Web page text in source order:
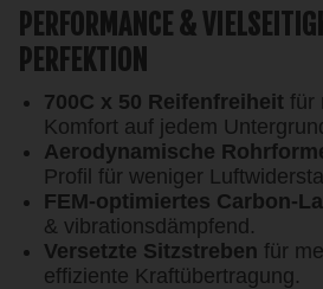
PERFORMANCE &
PERFEKTION
700C x 50 Reifenfreiheit für
Komfort auf jedem
Aerodynamische
Profil für weniger
FEM-optimiertes Carbon-
& vibrationsdämpfend.
Versetzte Sitzstreben für
effiziente Kraftübertragung.